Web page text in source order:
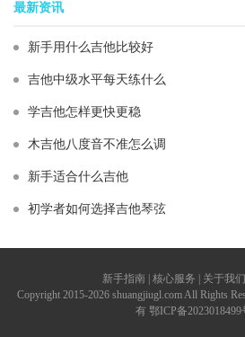
最新资讯
新手用什么吉他比较好
吉他中级水平每天练什么
学吉他怎样更快更稳
木吉他八度音不准怎么调
新手适合什么吉他
初学者如何选择吉他琴弦
新手指南 | 核心服务 | 关于我们
Copyright 2015-2026 shuangjiugl.com All Rights
有 鄂ICP备2023018499